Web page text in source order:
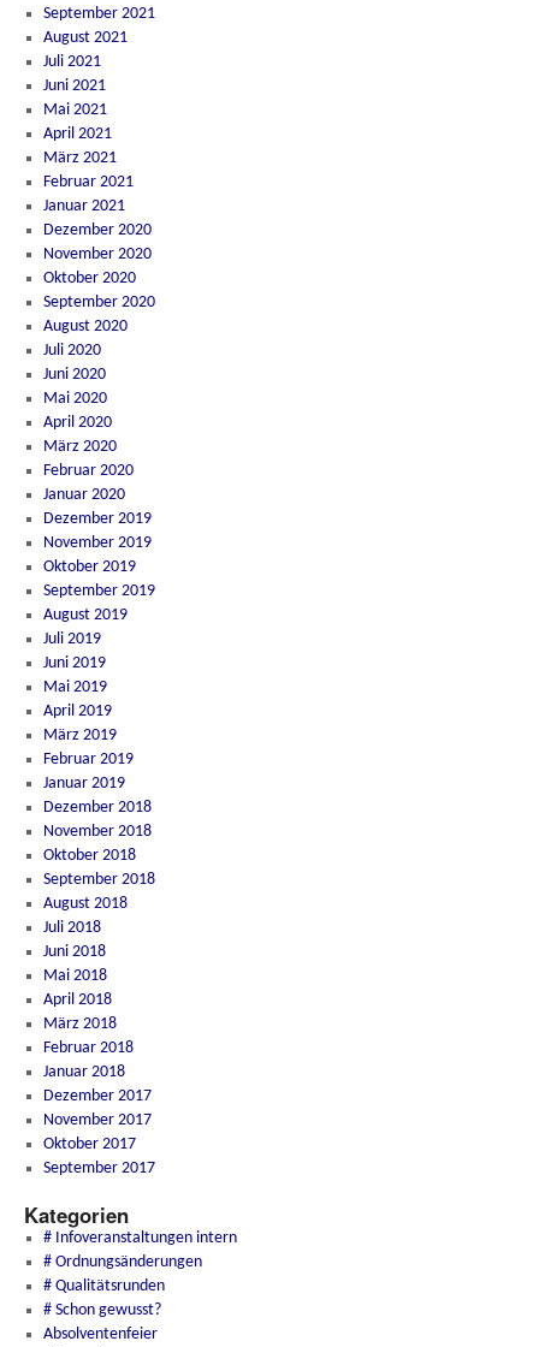
September 2021
August 2021
Juli 2021
Juni 2021
Mai 2021
April 2021
März 2021
Februar 2021
Januar 2021
Dezember 2020
November 2020
Oktober 2020
September 2020
August 2020
Juli 2020
Juni 2020
Mai 2020
April 2020
März 2020
Februar 2020
Januar 2020
Dezember 2019
November 2019
Oktober 2019
September 2019
August 2019
Juli 2019
Juni 2019
Mai 2019
April 2019
März 2019
Februar 2019
Januar 2019
Dezember 2018
November 2018
Oktober 2018
September 2018
August 2018
Juli 2018
Juni 2018
Mai 2018
April 2018
März 2018
Februar 2018
Januar 2018
Dezember 2017
November 2017
Oktober 2017
September 2017
Kategorien
# Infoveranstaltungen intern
# Ordnungsänderungen
# Qualitätsrunden
# Schon gewusst?
Absolventenfeier